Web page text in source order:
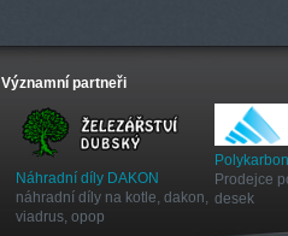
Významní partneři
Náhradní díly DAKON
náhradní díly na kotle, dakon,
viadrus, opop
Prodejce
desek